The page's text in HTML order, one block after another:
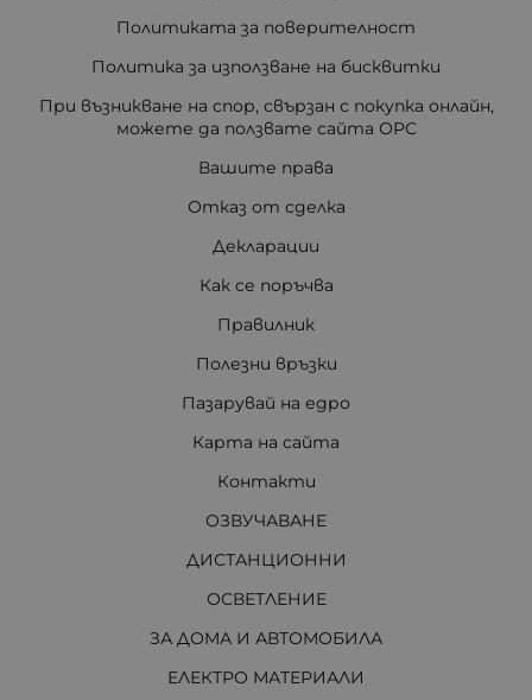
Политиката за поверителност
Политика за използване на бисквитки
При възникване на спор, свързан с покупка онлайн,
можете да ползвате сайта ОРС
Вашите права
Отказ от сделка
Декларации
Как се поръчва
Правилник
Полезни връзки
Пазарувай на едро
Карта на сайта
Контакти
ОЗВУЧАВАНЕ
ДИСТАНЦИОННИ
ОСВЕТЛЕНИЕ
ЗА ДОМА И АВТОМОБИЛА
ЕЛЕКТРО МАТЕРИАЛИ